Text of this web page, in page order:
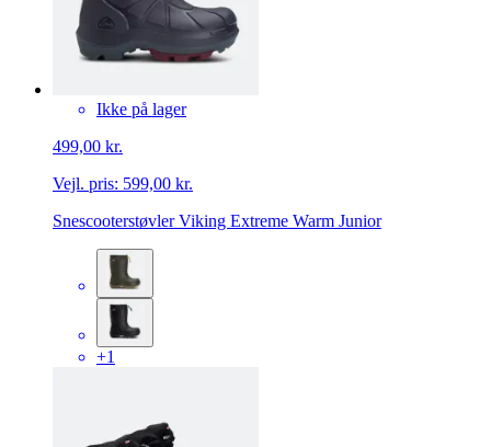
Ikke på lager
499,00 kr.
Vejl. pris: 599,00 kr.
Snescooterstøvler Viking Extreme Warm Junior
+1